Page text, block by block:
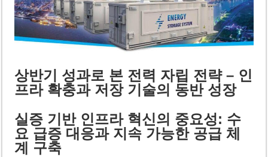
조세심판원, 배우 유연석 30억 세금 불복 청구 기각
상반기 성과로 본 전력 자립 전략 – 인
프라 확충과 저장 기술의 동반 성장
실증 기반 인프라 혁신의 중요성: 수
요 급증 대응과 지속 가능한 공급 체
계 구축